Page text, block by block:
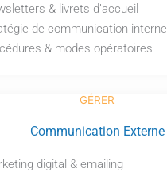
& livrets d’accueil
de communication interne
& modes opératoires
GÉRER
Communication Externe
digital & emailing